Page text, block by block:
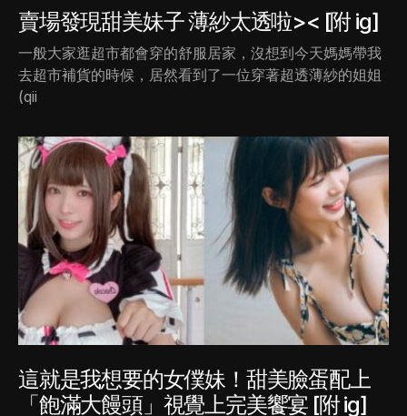
賣場發現甜美妹子 薄紗太透啦>< [附 ig]
一般大家逛超市都會穿的舒服居家，沒想到今天媽媽帶我
去超市補貨的時候，居然看到了一位穿著超透薄紗的姐姐
(qii
這就是我想要的女僕妹！甜美臉蛋配上
「飽滿大饅頭」視覺上完美饗宴 [附 ig]